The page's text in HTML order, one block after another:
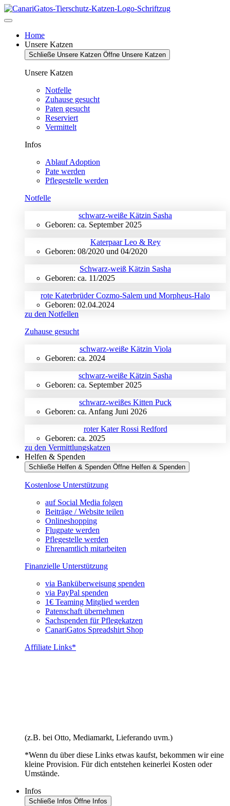
Zum
Inhalt
Home
Unsere Katzen
Schließe Unsere Katzen Öffne Unsere Katzen
Unsere Katzen
Notfelle
Zuhause gesucht
Paten gesucht
Reserviert
Vermittelt
Infos
Ablauf Adoption
Pate werden
Pflegestelle werden
Notfelle
schwarz-weiße Kätzin Sasha
Geboren: ca. September 2025
Katerpaar Leo & Rey
Geboren: 08/2020 und 04/2020
Schwarz-weiß Kätzin Sasha
Geboren: ca. 11/2025
rote Katerbrüder Cozmo-Salem und Morpheus-Halo
Geboren: 02.04.2024
zu den Notfellen
Zuhause gesucht
schwarz-weiße Kätzin Viola
Geboren: ca. 2024
schwarz-weiße Kätzin Sasha
Geboren: ca. September 2025
schwarz-weißes Kitten Puck
Geboren: ca. Anfang Juni 2026
roter Kater Rossi Redford
Geboren: ca. 2025
zu den Vermittlungskatzen
Helfen & Spenden
Schließe Helfen & Spenden Öffne Helfen & Spenden
Kostenlose Unterstützung
auf Social Media folgen
Beiträge / Website teilen
Onlineshopping
Flugpate werden
Pflegestelle werden
Ehrenamtlich mitarbeiten
Finanzielle Unterstützung
via Banküberweisung spenden
via PayPal spenden
1€ Teaming Mitglied werden
Patenschaft übernehmen
Sachspenden für Pflegekatzen
CanariGatos Spreadshirt Shop
Affiliate Links*
(z.B. bei Otto, Mediamarkt, Lieferando uvm.)
*Wenn du über diese Links etwas kaufst, bekommen wir eine
kleine Provision. Für dich entstehen keinerlei Kosten oder
Umstände.
Infos
Schließe Infos Öffne Infos